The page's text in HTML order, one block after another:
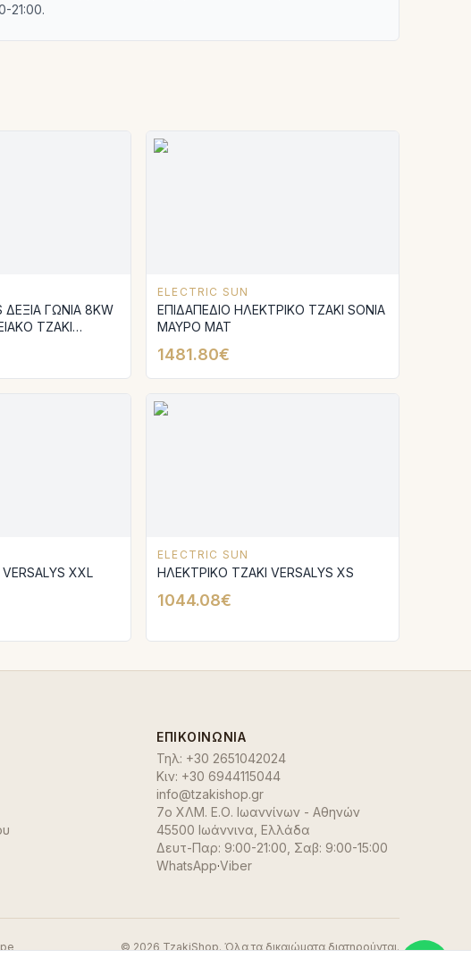
21:00.
ΔΕΞΙΑ ΓΩΝΙΑ 8KW
ΤΖΑΚΙ
ELECTRIC SUN
ΕΠΙΔΑΠΕΔΙΟ ΗΛΕΚΤΡΙΚΟ ΤΖΑΚΙ SONIA
ΜΑΥΡΟ ΜΑΤ
1481.80€
XXL
ELECTRIC SUN
ΗΛΕΚΤΡΙΚΟ ΤΖΑΚΙ VERSALYS XS
1044.08€
ΕΠΙΚΟΙΝΩΝΊΑ
Τηλ: +30 2651042024
Κιν: +30 6944115044
info@tzakishop.gr
7ο ΧΛΜ. Ε.Ο. Ιωαννίνων - Αθηνών
45500 Ιωάννινα Ελλάδα
Δευτ-Παρ: 9:00-21:00, Σαβ: 9:00-15:00
WhatsApp·Viber
© 2026 TzakiShop. Όλα τα δικαιώματα διατηρούνται.